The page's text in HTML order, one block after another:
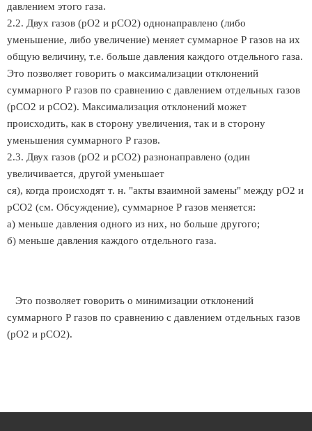
давлением этого газа.
2.2. Двух газов (рO2 и рСО2) однонаправлено (либо
уменьшение, либо увеличение) меняет суммарное Р газов на их
общую величину, т.е. больше давления каждого отдельного газа.
Это позволяет говорить о максимализации отклонений
суммарного Р газов по сравнению с давлением отдельных газов
(рСO2 и рСО2). Максимализация отклонений может
происходить, как в сторону увеличения, так и в сторону
уменьшения суммарного Р газов.
2.3. Двух газов (рО2 и рСО2) разнонаправлено (один
увеличивается, другой уменьшает
ся), когда происходят т. н. "акты взаимной замены" между рО2 и
рСО2 (см. Обсуждение), суммарное Р газов меняется:
а) меньше давления одного из них, но больше другого;
б) меньше давления каждого отдельного газа.
Это позволяет говорить о минимизации отклонений
суммарного Р газов по сравнению с давлением отдельных газов
(рО2 и рСО2).